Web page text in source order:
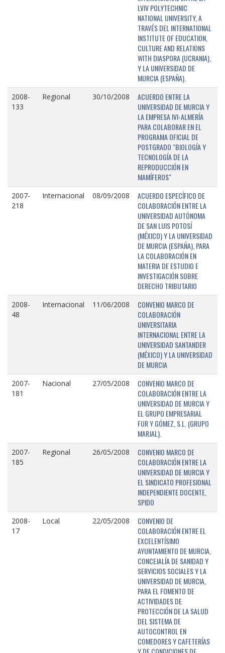
LVIV POLYTECHNIC
NATIONAL UNIVERSITY, A
TRAVÉS DEL INTERNATIONAL
INSTITUTE OF EDUCATION,
CULTURE AND RELATIONS
WITH DIASPORA (UCRANIA),
Y LA UNIVERSIDAD DE
MURCIA (ESPAÑA).
2008-
133
Regional 30/10/2008
ACUERDO ENTRE LA
UNIVERSIDAD DE MURCIA Y
LA EMPRESA IVI-ALMERÍA
PARA COLABORAR EN EL
PROGRAMA OFICIAL DE
POSTGRADO "BIOLOGÍA Y
TECNOLOGÍA DE LA
REPRODUCCIÓN EN
MAMÍFEROS"
2007-
218
Internacional 08/09/2008
ACUERDO ESPECÍFICO DE
COLABORACIÓN ENTRE LA
UNIVERSIDAD AUTÓNOMA
DE SAN LUIS POTOSÍ
(MÉXICO) Y LA UNIVERSIDAD
DE MURCIA (ESPAÑA), PARA
LA COLABORACIÓN EN
MATERIA DE ESTUDIO E
INVESTIGACIÓN SOBRE
DERECHO TRIBUTARIO
2008-
48
Internacional 11/06/2008
CONVENIO MARCO DE
COLABORACIÓN
UNIVERSITARIA
INTERNACIONAL ENTRE LA
UNIVERSIDAD SANTANDER
(MÉXICO) Y LA UNIVERSIDAD
DE MURCIA
2007-
181
Nacional 27/05/2008
CONVENIO MARCO DE
COLABORACIÓN ENTRE LA
UNIVERSIDAD DE MURCIA Y
EL GRUPO EMPRESARIAL
FUR Y GÓMEZ, S.L. (GRUPO
MARJAL).
2007-
185
Regional 26/05/2008
CONVENIO MARCO DE
COLABORACIÓN ENTRE LA
UNIVERSIDAD DE MURCIA Y
EL SINDICATO PROFESIONAL
INDEPENDIENTE DOCENTE,
SPIDO
2008-
17
Local 22/05/2008
CONVENIO DE
COLABORACIÓN ENTRE EL
EXCELENTÍSIMO
AYUNTAMIENTO DE MURCIA,
CONCEJALÍA DE SANIDAD Y
SERVICIOS SOCIALES Y LA
UNIVERSIDAD DE MURCIA,
PARA EL FOMENTO DE
ACTIVIDADES DE
PROTECCIÓN DE LA SALUD
DEL SISTEMA DE
AUTOCONTROL EN
COMEDORES Y CAFETERÍAS